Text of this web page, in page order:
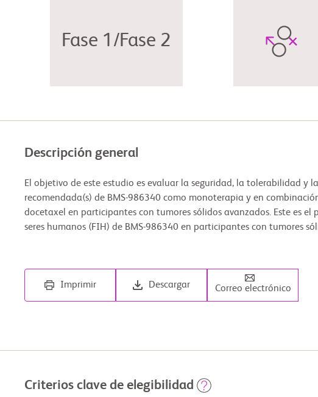
Fase 1/Fase 2
Descripción general
El objetivo de este estudio es evaluar la seguridad, la tolerabilidad y
recomendada(s) de BMS-986340 como monoterapia y en
docetaxel en participantes con tumores sólidos avanzados. Este es el
seres humanos (FIH) de BMS-986340 en participantes con tumores
Imprimir Descargar Correo electrónico
Criterios clave de elegibilidad